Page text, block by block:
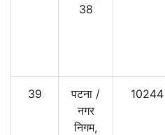
38
39 पटना /
नगर
निगम,
10244